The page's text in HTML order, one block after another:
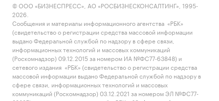
© ООО «БИЗНЕСПРЕСС», АО «РОСБИЗНЕСКОНСАЛТИНГ», 1995-
2026.
Сообщения и материалы информационного агентства «РБК»
(свидетельство о регистрации средства массовой информации
выдано Федеральной службой по надзору в сфере связи,
информационных технологий и массовых коммуникаций
(Роскомнадзор) 09.12.2015 за номером ИА №ФС77-63848) и
сетевого издания «РБК» (свидетельство о регистрации средства
массовой информации выдано Федеральной службой по надзору в
сфере связи, информационных технологий и массовых
коммуникаций (Роскомнадзор) 03.12.2021 за номером ЭЛ №ФС77-